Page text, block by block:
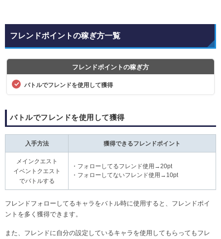
フレンドポイントの稼ぎ方一覧
フレンドポイントの稼ぎ方
バトルでフレンドを使用して獲得
バトルでフレンドを使用して獲得
入手方法 獲得できるフレンドポイント
メインクエスト
イベントクエスト
でバトルする
・フォローしてるフレンド使用→20pt
・フォローしてないフレンド使用→10pt
フレンドフォローしてるキャラをバトル時に使用すると、フレンドポイ
ントを多く獲得できます。
また、フレンドに自分の設定しているキャラを使用してもらってもフレ